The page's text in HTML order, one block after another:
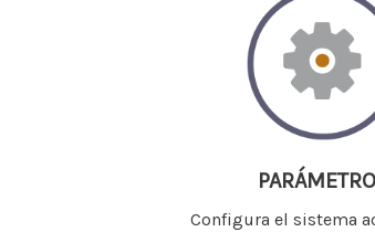
Configura el sistema